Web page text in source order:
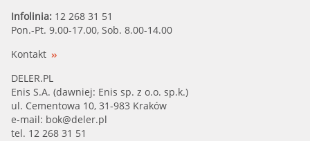
Infolinia: 12 268 31 51
Pon.-Pt. 9.00-17.00, Sob. 8.00-14.00
Kontakt
DELER.PL
Enis S.A. (dawniej: Enis sp. z o.o. sp.k.)
ul. Cementowa 10, 31-983 Kraków
e-mail: bok@deler.pl
tel. 12 268 31 51